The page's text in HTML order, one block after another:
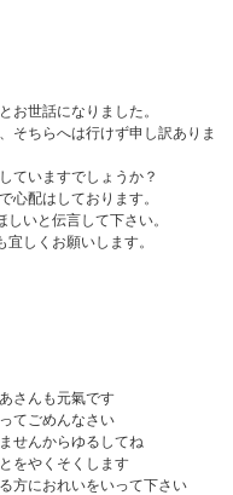
お世話になりました。
そちらへは行けず申し訳ありま
ていますでしょうか？
心配はしております。
いと伝言して下さい。
しくお願いします。
さんも元氣です
てごめんなさい
せんからゆるしてね
をやくそくします
方におれいをいって下さい